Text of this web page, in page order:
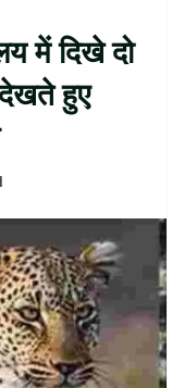
में दिखे दो
देखते हुए